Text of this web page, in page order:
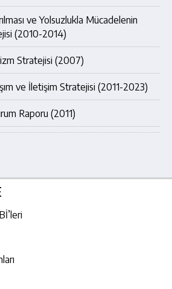
ve Yolsuzlukla Mücadelenin
(2010-2014)
Stratejisi (2007)
ve İletişim Stratejisi (2011-2023)
Raporu (2011)